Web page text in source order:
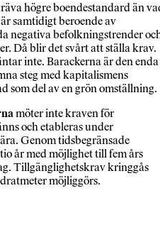
högre boendestandard än
samtidigt beroende av
negativa befolkningstrender
Då blir det svårt att ställa krav.
inte. Barackerna är den enda
steg med kapitalismens
som del av en grön omställning.
möter inte kraven för
och etableras under
Genom tidsbegränsade
år med möjlighet till fem års
Tillgänglighetskrav kringgås
möjliggörs.